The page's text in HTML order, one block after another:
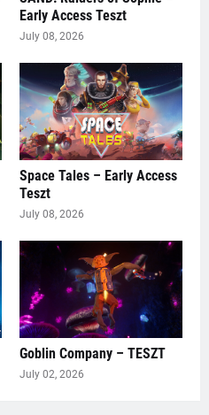
Early Access Teszt
July 08, 2026
Space Tales – Early Access
Teszt
July 08, 2026
Goblin Company – TESZT
July 02, 2026